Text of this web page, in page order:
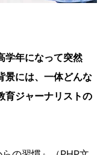
学年になって突然
景には、一体どんな
育ジャーナリストの